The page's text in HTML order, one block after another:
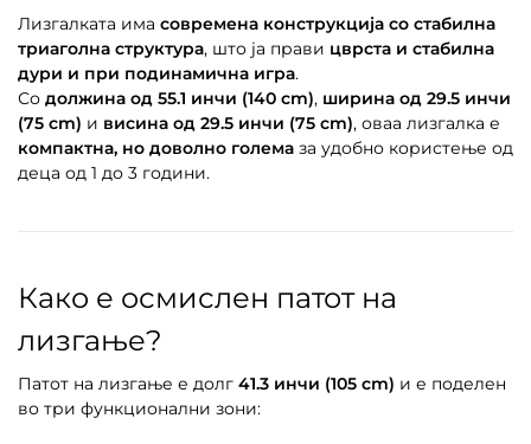
Лизгалката има современа конструкција со стабилна
триаголна структура, што ја прави цврста и стабилна
дури и при подинамична игра.
Со должина од 55.1 инчи (140 cm), ширина од 29.5 инчи
(75 cm) и висина од 29.5 инчи (75 cm), оваа лизгалка е
компактна, но доволно голема за удобно користење од
деца од 1 до 3 години.
Како е осмислен патот на
лизгање?
Патот на лизгање е долг 41.3 инчи (105 cm) и е поделен
во три функционални зони: